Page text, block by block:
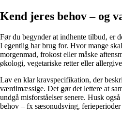
Kend jeres behov – og
Før du begynder at indhente tilbud, er
I egentlig har brug for. Hvor mange
morgenmad, frokost eller måske
økologi, vegetariske retter eller
Lav en klar kravspecifikation, der
værdimæssige. Det gør det lettere at
undgå misforståelser senere. Husk
behov – fx sæsonudsving,